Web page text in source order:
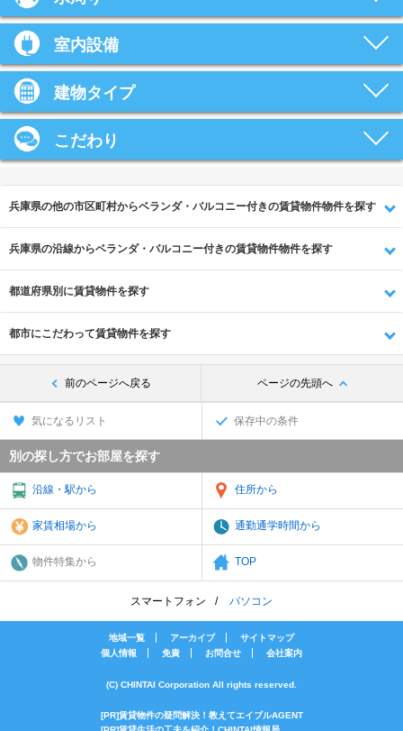
室内設備
建物タイプ
こだわり
兵庫県の他の市区町村からベランダ・バルコニー付きの賃貸物件物件を探す
兵庫県の沿線からベランダ・バルコニー付きの賃貸物件物件を探す
都道府県別に賃貸物件を探す
都市にこだわって賃貸物件を探す
前のページへ戻る ページの先頭へ
気になるリスト 保存中の条件
別の探し方でお部屋を探す
沿線・駅から 住所から
家賃相場から 通勤通学時間から
物件特集から TOP
スマートフォン パソコン
地域一覧 アーカイブ
サイトマップ
個人情報
免責 お問合せ 会社案内
(C) CHINTAI Corporation All rights reserved.
[PR]賃貸物件の疑問解決！教えてエイブルAGENT